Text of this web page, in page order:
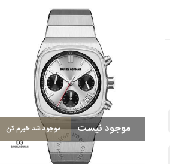
موجود نیست موجود شد خبرم کن